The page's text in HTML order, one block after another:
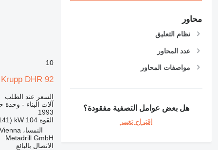
محاور
نظام التعليق
عدد المحاور
مواصفات المحاور
هل بعض عوامل التصفية مفقودة؟
اقتراح تغيير
10
Krupp DHR 92
السعر عند الطلب
آلات البناء - وحدة
1993
القوة 104 kW (141 حصان)
النمسا، Vienna
Metadrill GmbH
الاتصال بالبائع